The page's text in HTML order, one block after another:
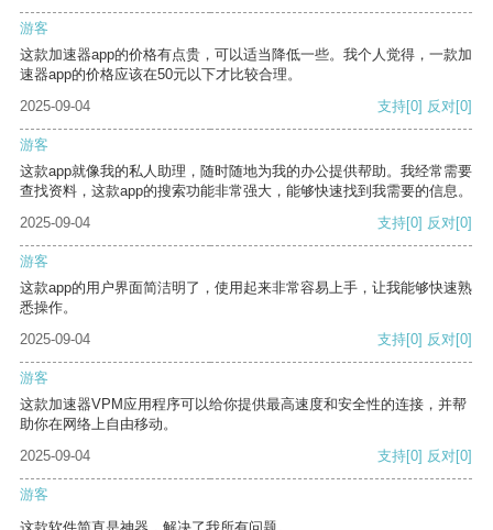
游客
这款加速器app的价格有点贵，可以适当降低一些。我个人觉得，一款加
速器app的价格应该在50元以下才比较合理。
2025-09-04
支持[0] 反对[0]
游客
这款app就像我的私人助理，随时随地为我的办公提供帮助。我经常需要
查找资料，这款app的搜索功能非常强大，能够快速找到我需要的信息。
2025-09-04
支持[0] 反对[0]
游客
这款app的用户界面简洁明了，使用起来非常容易上手，让我能够快速熟
悉操作。
2025-09-04
支持[0] 反对[0]
游客
这款加速器VPM应用程序可以给你提供最高速度和安全性的连接，并帮
助你在网络上自由移动。
2025-09-04
支持[0] 反对[0]
游客